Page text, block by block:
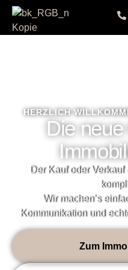
HERZLICH
Die
Der Kauf oder
Wir machen’s
Kommunikation und
Zum